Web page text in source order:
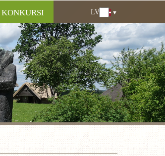
KONKURSI
LV
LV
EN
DE
RU
LT
EE
FI